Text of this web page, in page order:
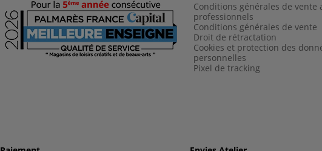
Conditions générales de vente
professionnels
Conditions générales de vente
Droit de rétractation
Cookies et protection des
personnelles
Pixel de tracking